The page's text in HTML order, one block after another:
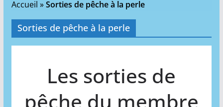
Accueil »Sorties de pêche à la perle
Sorties de pêche à la perle
Les sorties de
pêche du membre